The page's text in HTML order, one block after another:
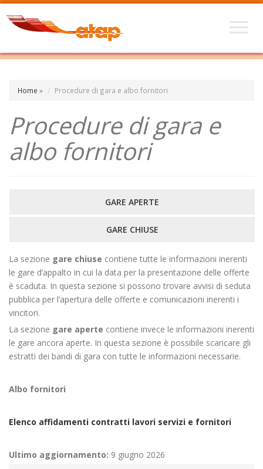
Home » Procedure di gara e albo fornitori
Procedure di gara e
albo fornitori
GARE APERTE
GARE CHIUSE
La sezione gare chiuse contiene tutte le informazioni inerenti
le gare d’appalto in cui la data per la presentazione delle offerte
è scaduta. In questa sezione si possono trovare avvisi di seduta
pubblica per l’apertura delle offerte e comunicazioni inerenti i
vincitori.
La sezione gare aperte contiene invece le informazioni inerenti
le gare ancora aperte. In questa sezione è possibile scaricare gli
estratti dei bandi di gara con tutte le informazioni necessarie.
Albo fornitori
Elenco affidamenti contratti lavori servizi e fornitori
Ultimo aggiornamento: 9 giugno 2026